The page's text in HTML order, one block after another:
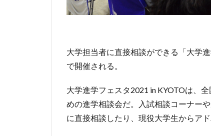
大学担当者に直接相談ができる「大学
で開催される。
大学進学フェスタ2021 in KYOTOは、
めの進学相談会だ。入試相談コーナー
に直接相談したり、現役大学生からア